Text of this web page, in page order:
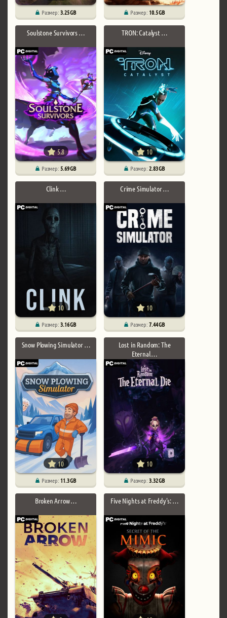
Размер:3.25 GB Размер: 10.5 GB
Soulstone Survivors …
5.8
Размер:5.69 GB
TRON: Catalyst …
10
Размер:2.83 GB
Clink …
10
Размер:3.16 GB
Crime Simulator …
10
Размер:7.44 GB
Snow Plowing Simulator …
10
Размер: 11.3 GB
Lost in Random: The
Eternal …
10
Размер:3.32 GB
Broken Arrow … Five Nights at Freddy's: …